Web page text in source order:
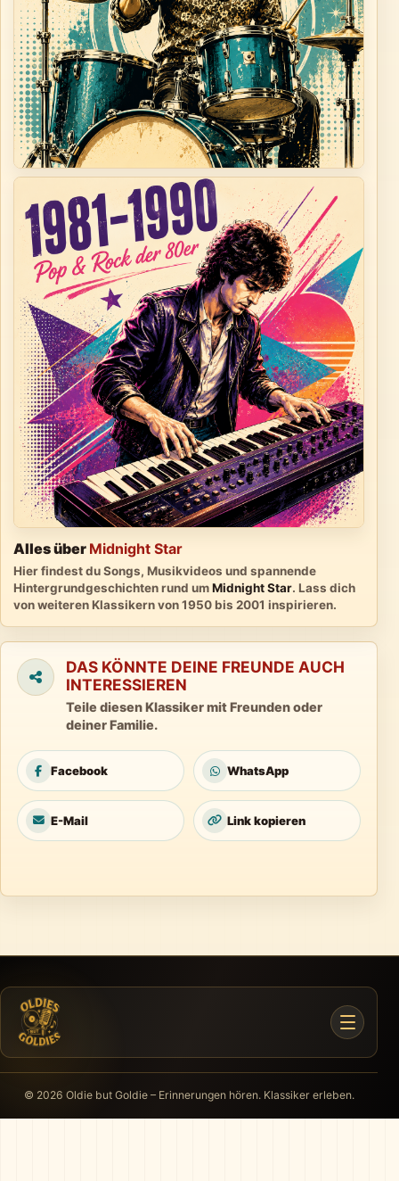
Alles über Midnight Star
Hier findest du Songs, Musikvideos und spannende
Hintergrundgeschichten rund umMidnight Star. Lass dich
von weiteren Klassikern von 1950 bis 2001 inspirieren.
DAS KÖNNTE DEINE FREUNDE AUCH
INTERESSIEREN
Teile diesen Klassiker mit Freunden oder
deiner Familie.
Facebook WhatsApp
E-Mail Link kopieren
© 2026 Oldie but Goldie – Erinnerungen hören. Klassiker erleben.